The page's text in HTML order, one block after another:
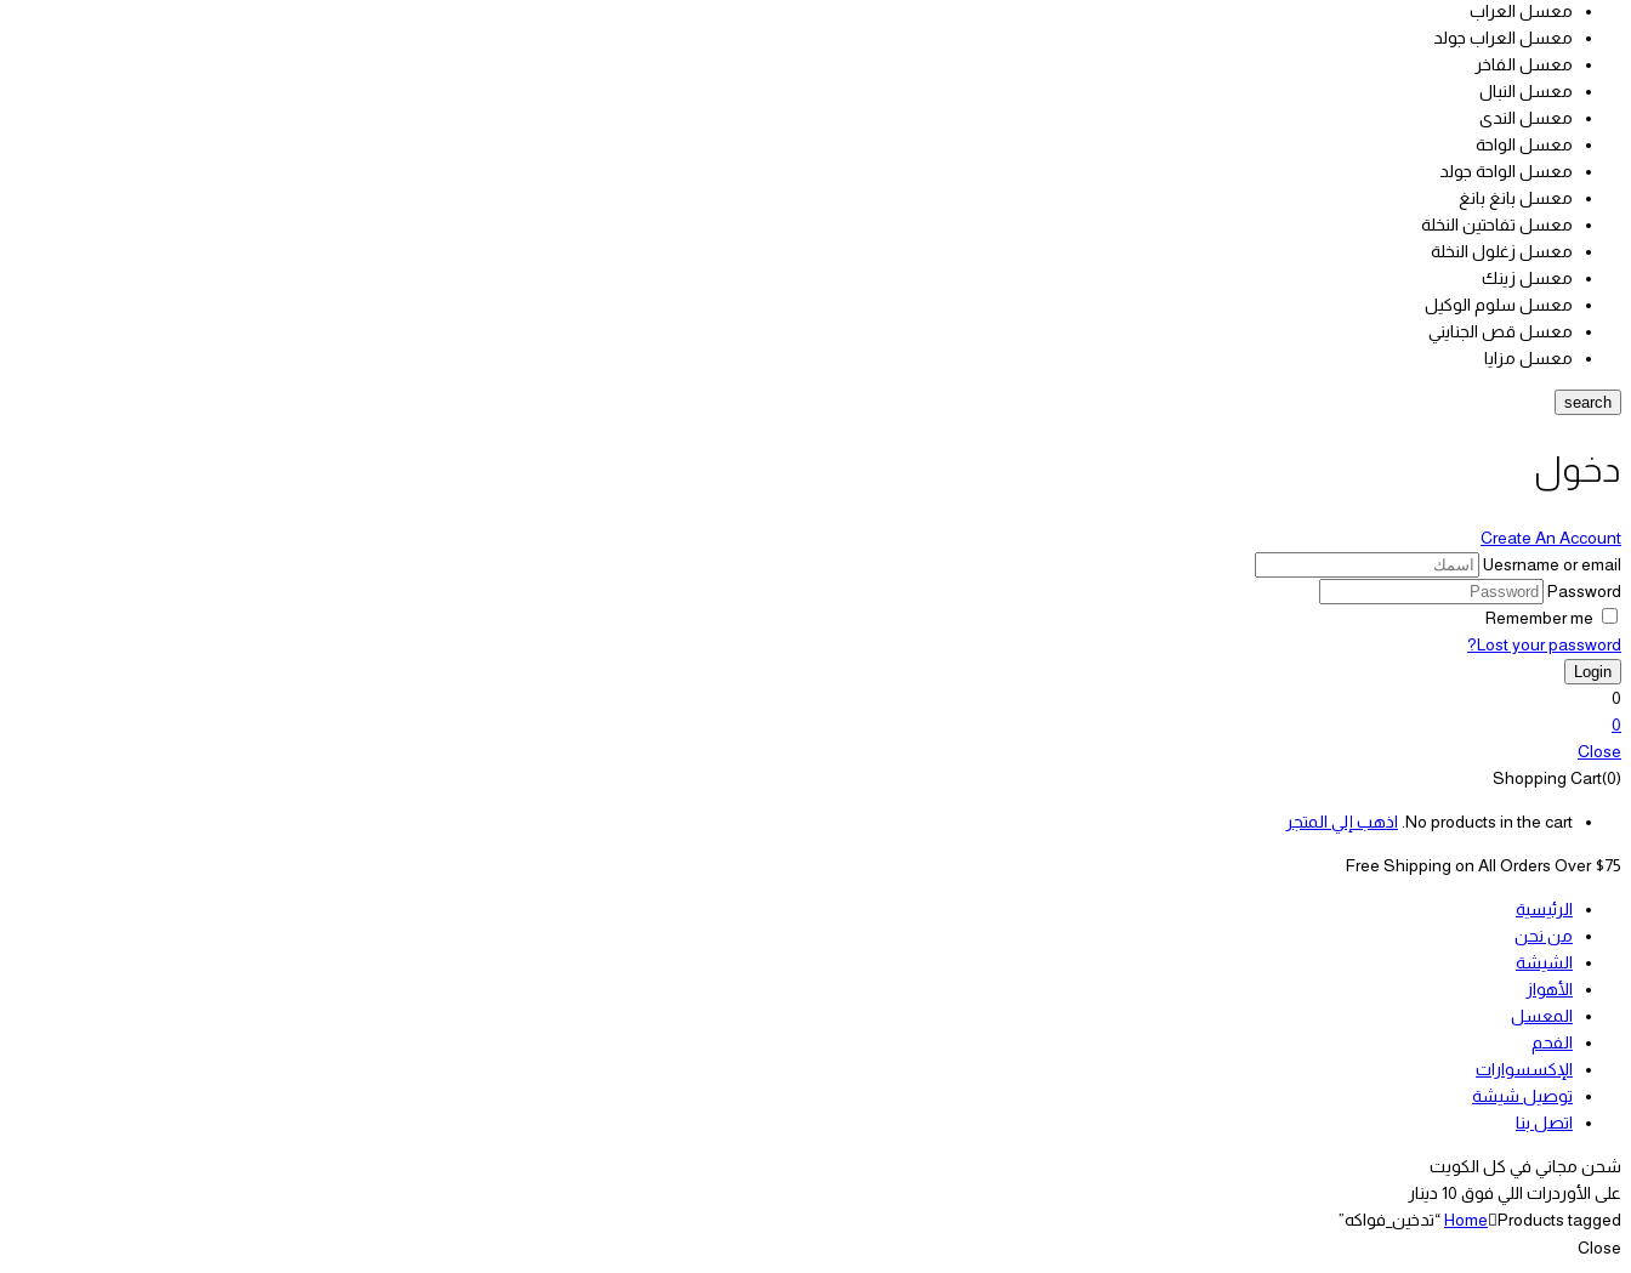
معسل العراب
معسل العراب جولد
معسل الفاخر
معسل النبال
معسل الندى
معسل الواحة
معسل الواحة جولد
معسل بانغ بانغ
معسل تفاحتين النخلة
معسل زغلول النخلة
معسل زينك
معسل سلوم الوكيل
معسل قص الجنايني
معسل مزايا
search
دخول
Create An Account
Uesrname or email
Password
Remember me
Lost your password?
0
0
Close
Shopping Cart(0)
No products in the cart. اذهب إلي المتجر
Free Shipping on All Orders Over $75
الرئيسية
من نحن
الشيشة
الأهواز
المعسل
الفحم
الإكسسوارات
توصيل شيشة
اتصل بنا
شحن مجاني في كل الكويت
على الأوردرات اللي فوق 10 دينار
Home Products tagged “تدخين_فواكه”
Close